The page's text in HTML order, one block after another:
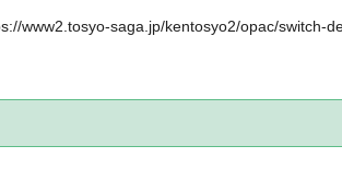
www2.tosyo-saga.jp/kentosyo2/opac/switch-